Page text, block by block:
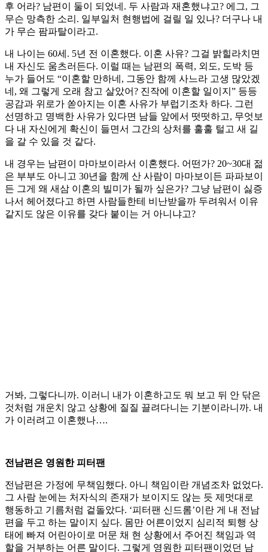
후 어라? 남편이 둘이 되었네. 두 사람과 재혼했냐고? 에그, 그
무슨 망측한 소리. 일부일처 현행법에 걸릴 일 있나? 더구나 내
가 무슨 팜파탈이라고.
내 나이는 60세. 5년 전 이혼했다. 이혼 사유? 그걸 밝힐라치면
내 자신도 움츠러든다. 이럴 때는 남편의 폭력, 외도, 도박 등
누가 들어도 “이혼할 만하네, 그동안 함께 사느라 고생 많았겠
네, 왜 그렇게 오래 참고 살았어? 진작에 이혼할 일이지” 등등
공감과 위로가 쏟아지는 이혼 사유가 부럽기조차 하다. 그런
선명하고 명백한 사유가 있다면 남들 앞에서 떳떳하고, 무엇보
다 내 자신에게 확신이 들면서 그간의 상처를 훌훌 털고 새 길
을 갈 수 있을 것 같다.
내 경우는 남편이 마마보이라서 이혼했다. 어떤가? 20~30대 젊
은 부부도 아니고 30년을 함께 산 사람이 마마보이든 파파보이
든 그게 왜 새삼 이혼의 빌미가 될까 싶은가? 그냥 남편이 싫증
나서 헤어졌다고 하면 사람들한테 비난받을까 두려워서 이유
같지도 않은 이유를 갖다 붙이는 거 아니냐고?
거봐, 그렇다니까. 이러니 내가 이혼하고도 뭐 보고 뒤 안 닦은
것처럼 개운치 않고 상황에 질질 끌려다니는 기분이라니까. 내
가 이러려고 이혼했나….
전남편은 영원한 피터팬
전남편은 가정에 무책임했다. 아니 책임이란 개념조차 없었다.
그 사람 눈에는 처자식의 존재가 보이지도 않는 듯 제멋대로
행동하고 기름처럼 겉돌았다. ‘피터팬 신드롬’이란 게 내 전남
편을 두고 하는 말이지 싶다. 몸만 어른이었지 심리적 퇴행 상
태에 빠져 어린아이로 머문 채 현 상황에서 주어진 책임과 역
할을 거부하는 어른 말이다. 그렇게 영원한 피터팬이었던 남